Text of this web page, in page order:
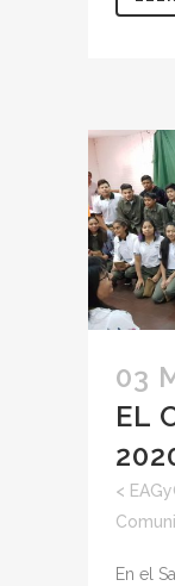
03
EL
<
En el